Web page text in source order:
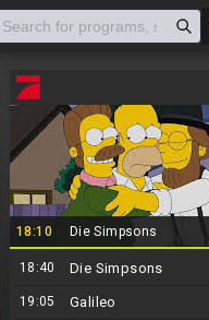
18:10 Die Simpsons
18:40 Die Simpsons
19:05 Galileo